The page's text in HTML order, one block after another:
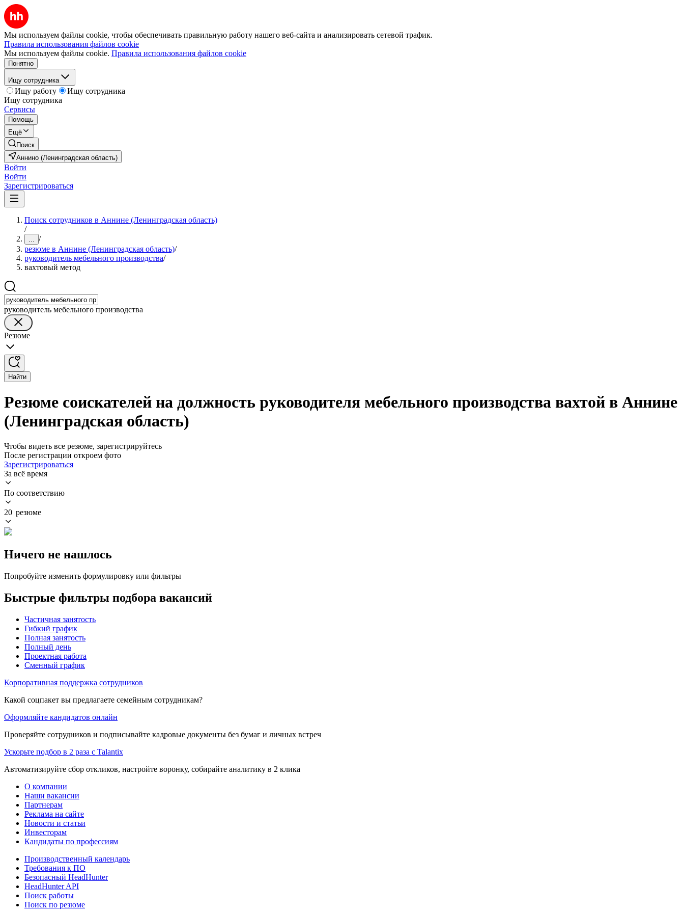
Мы используем файлы cookie, чтобы обеспечивать правильную работу нашего веб-сайта и анализировать сетевой трафик.
Правила использования файлов cookie
Мы используем файлы cookie. Правила использования файлов cookie
Понятно
Ищу сотрудника
Ищу работу
Ищу сотрудника
Ищу сотрудника
Сервисы
Помощь
Ещё
Поиск
Аннино (Ленинградская область)
Войти
Войти
Зарегистрироваться
Поиск сотрудников в Аннине (Ленинградская область)
/
... /
резюме в Аннине (Ленинградская область)/
руководитель мебельного производства/
вахтовый метод
руководитель мебельного производства
Резюме
Найти
Резюме соискателей на должность руководителя мебельного производства вахтой в Аннине
(Ленинградская область)
Чтобы видеть все резюме, зарегистрируйтесь
После регистрации откроем фото
Зарегистрироваться
За всё время
По соответствию
20 резюме
Ничего не нашлось
Попробуйте изменить формулировку или фильтры
Быстрые фильтры подбора вакансий
Частичная занятость
Гибкий график
Полная занятость
Полный день
Проектная работа
Сменный график
Корпоративная поддержка сотрудников
Какой соцпакет вы предлагаете семейным сотрудникам?
Оформляйте кандидатов онлайн
Проверяйте сотрудников и подписывайте кадровые документы без бумаг и личных встреч
Ускорьте подбор в 2 раза с Talantix
Автоматизируйте сбор откликов, настройте воронку, собирайте аналитику в 2 клика
О компании
Наши вакансии
Партнерам
Реклама на сайте
Новости и статьи
Инвесторам
Кандидаты по профессиям
Производственный календарь
Требования к ПО
Безопасный HeadHunter
HeadHunter API
Поиск работы
Поиск по резюме